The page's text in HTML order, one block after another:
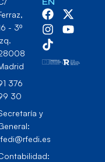
- 3º
376
30
y